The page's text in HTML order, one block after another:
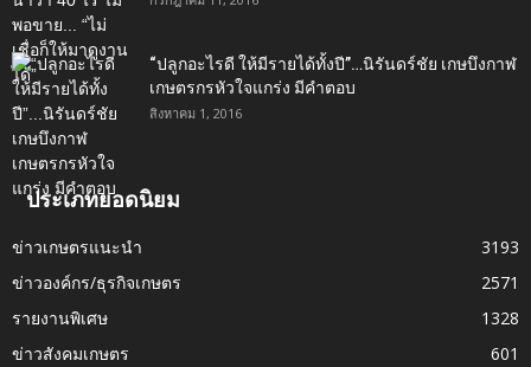
“ปลูกอะไรดี ให้มีรายได้ทั้งปี”…นิรันดร์ชัย เกษบึงกาฬ
เกษตรกรหัวใจแกร่ง มีคำตอบ
สิงหาคม 1, 2016
ประเภทยอดนิยม
ข่าวเกษตรแนะนำ
3193
ข่าวองค์กร/ธุรกิจเกษตร
2571
รายงานพิเศษ
1328
ข่าวสังคมเกษตร
601